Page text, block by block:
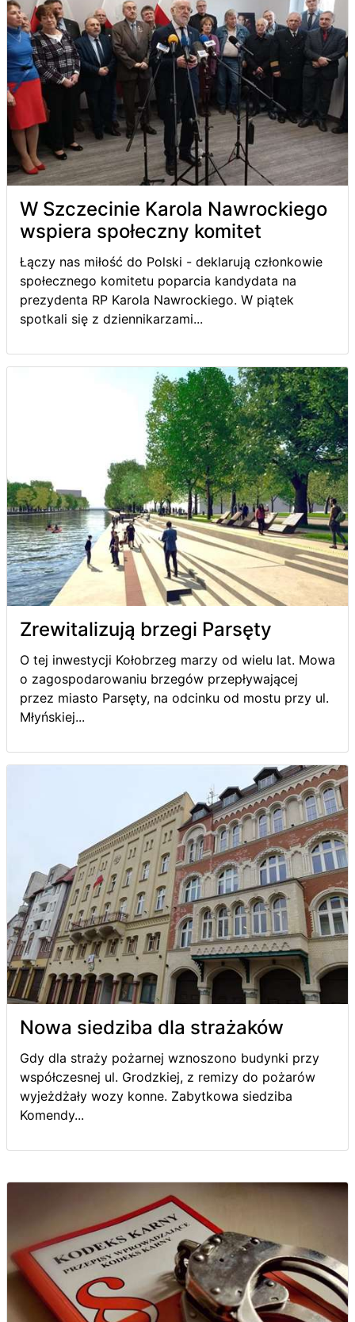
W Szczecinie Karola Nawrockiego
wspiera społeczny komitet
Łączy nas miłość do Polski - deklarują członkowie
społecznego komitetu poparcia kandydata na
prezydenta RP Karola Nawrockiego. W piątek
spotkali się z dziennikarzami...
Zrewitalizują brzegi Parsęty
O tej inwestycji Kołobrzeg marzy od wielu lat. Mowa
o zagospodarowaniu brzegów przepływającej
przez miasto Parsęty, na odcinku od mostu przy ul.
Młyńskiej...
Nowa siedziba dla strażaków
Gdy dla straży pożarnej wznoszono budynki przy
współczesnej ul. Grodzkiej, z remizy do pożarów
wyjeżdżały wozy konne. Zabytkowa siedziba
Komendy...